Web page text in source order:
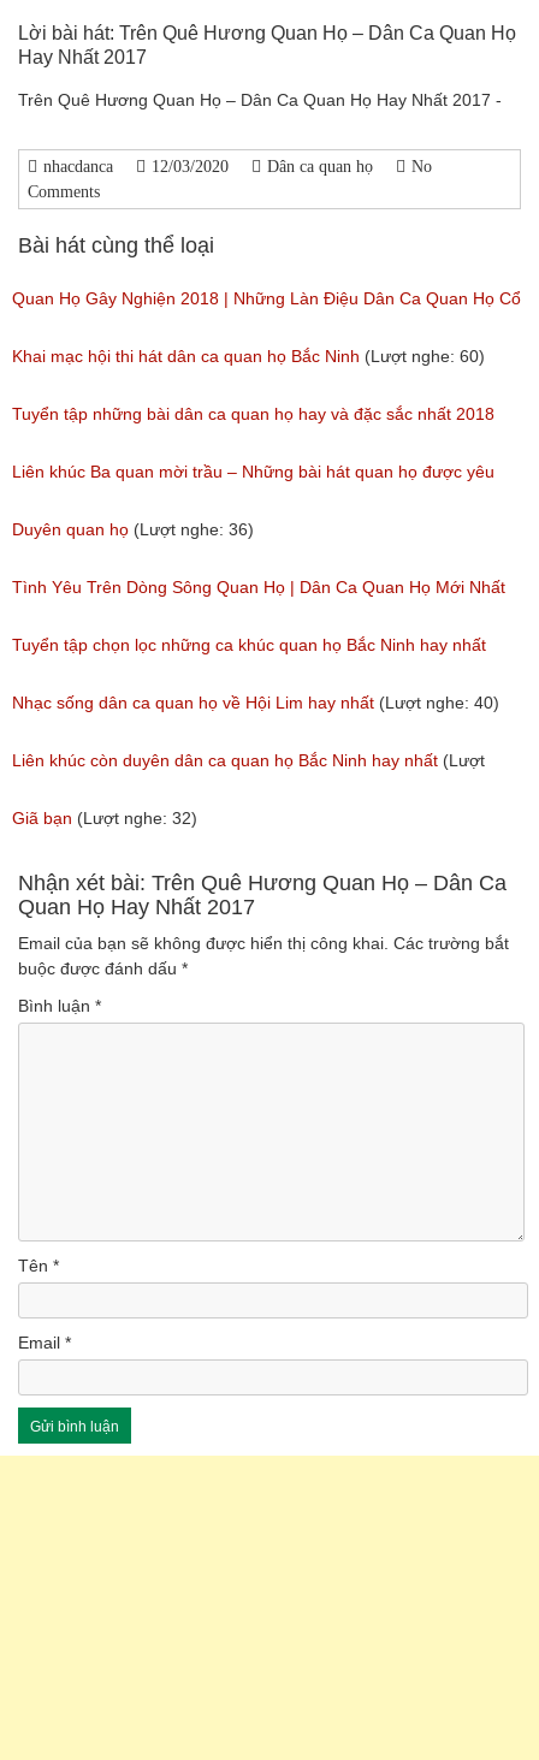
Lời bài hát: Trên Quê Hương Quan Họ – Dân Ca Quan Họ
Hay Nhất 2017
Trên Quê Hương Quan Họ – Dân Ca Quan Họ Hay Nhất 2017 -
nhacdanca 12/03/2020 Dân ca quan họ
No
Comments
Bài hát cùng thể loại
Quan Họ Gây Nghiện 2018 | Những Làn Điệu Dân Ca Quan Họ Cổ
Bắc Ninh Hay Ngây Ngất
(Lượt nghe: 84)
Khai mạc hội thi hát dân ca quan họ Bắc Ninh (Lượt nghe: 60)
Tuyển tập những bài dân ca quan họ hay và đặc sắc nhất 2018
(Lượt nghe: 59)
Liên khúc Ba quan mời trầu – Những bài hát quan họ được yêu
thích nhất hiện nay
(Lượt nghe: 173)
Duyên quan họ (Lượt nghe: 36)
Tình Yêu Trên Dòng Sông Quan Họ | Dân Ca Quan Họ Mới Nhất
2018
(Lượt nghe: 31)
Tuyển tập chọn lọc những ca khúc quan họ Bắc Ninh hay nhất
(Lượt nghe: 214)
Nhạc sống dân ca quan họ về Hội Lim hay nhất (Lượt nghe: 40)
Liên khúc còn duyên dân ca quan họ Bắc Ninh hay nhất (Lượt
nghe: 108)
Giã bạn (Lượt nghe: 32)
Nhận xét bài: Trên Quê Hương Quan Họ – Dân Ca
Quan Họ Hay Nhất 2017
Email của bạn sẽ không được hiển thị công khai. Các trường bắt
buộc được đánh dấu *
Bình luận *
Tên *
Email *